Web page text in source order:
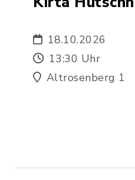
18.10.2026
13:30 Uhr
Altrosenberg 1